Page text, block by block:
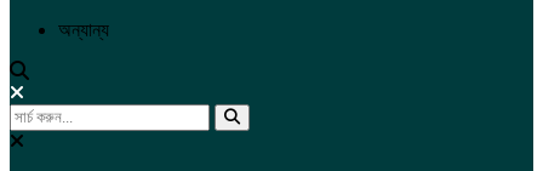
অন্যান্য